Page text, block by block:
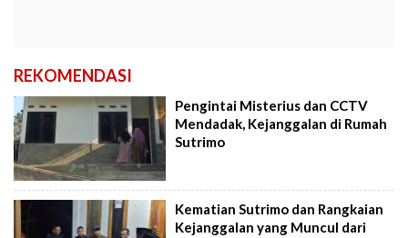
REKOMENDASI
Pengintai Misterius dan CCTV
Mendadak, Kejanggalan di Rumah
Sutrimo
Kematian Sutrimo dan Rangkaian
Kejanggalan yang Muncul dari